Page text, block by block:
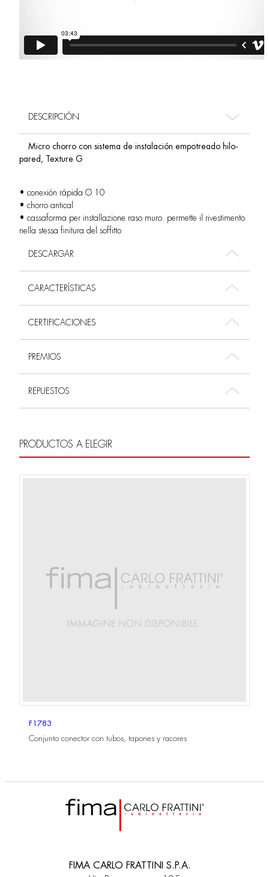
DESCRIPCIÓN
Micro chorro con sistema de instalación empotreado hilo-
pared, Texture G
• conexión rápida Ø 10
• chorro antical
• cassaforma per installazione raso muro. permette il rivestimento
nella stessa finitura del soffitto
DESCARGAR
CARACTERÍSTICAS
CERTIFICACIONES
PREMIOS
REPUESTOS
PRODUCTOS A ELEGIR
F1783
Conjunto conector con tubos, tapones y racores
FIMA CARLO FRATTINI S.P.A.